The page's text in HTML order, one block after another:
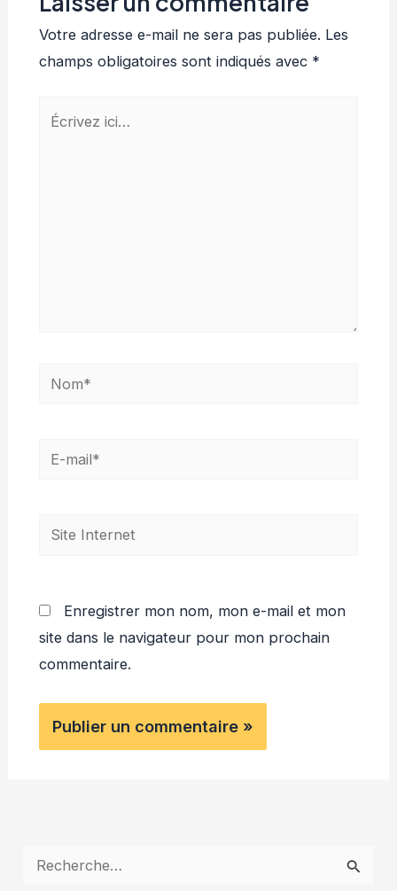
Votre adresse e-mail ne sera pas publiée. Les
champs obligatoires sont indiqués avec *
Écrivez
Nom*
E-
Site
Enregistrer mon nom, mon e-mail et mon
site dans le navigateur pour mon prochain
commentaire.